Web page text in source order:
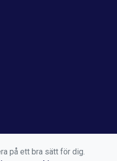
på ett bra sätt för dig.